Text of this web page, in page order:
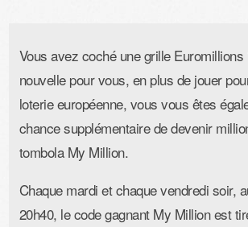
Vous avez coché une grille Euromillions
nouvelle pour vous, en plus de jouer
loterie européenne, vous vous êtes
chance supplémentaire de devenir
tombola My Million.
Chaque mardi et chaque vendredi soir,
20h40, le code gagnant My Million est